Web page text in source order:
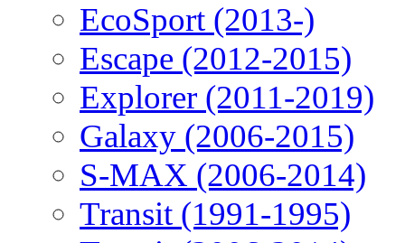
EcoSport (2013-)
Escape (2012-2015)
Explorer (2011-2019)
Galaxy (2006-2015)
S-MAX (2006-2014)
Transit (1991-1995)